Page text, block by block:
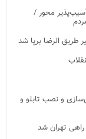
محور /
و نصب تابلو و